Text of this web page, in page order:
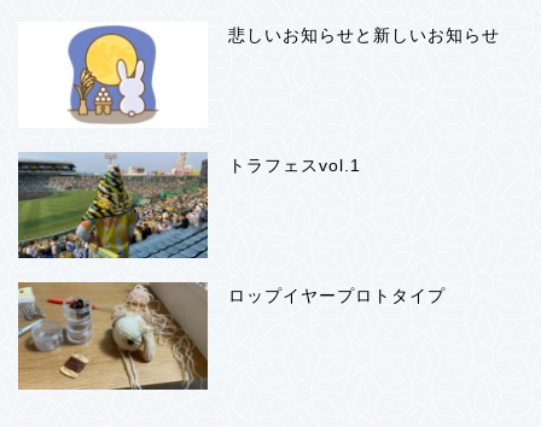
悲しいお知らせと新しいお知らせ
トラフェスvol.1
ロップイヤープロトタイプ